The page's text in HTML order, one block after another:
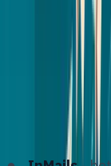
gesprek te
kandidaten
open te staan
Er zijn drie